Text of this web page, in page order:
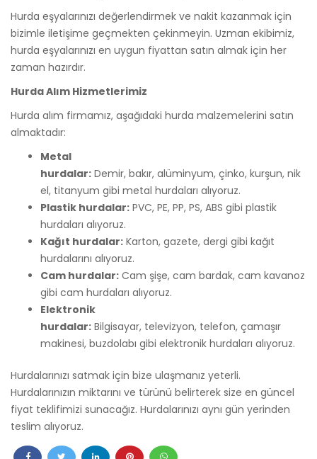
Hurda eşyalarınızı değerlendirmek ve nakit kazanmak için
bizimle iletişime geçmekten çekinmeyin. Uzman ekibimiz,
hurda eşyalarınızı en uygun fiyattan satın almak için her
zaman hazırdır.
Hurda Alım Hizmetlerimiz
Hurda alım firmamız, aşağıdaki hurda malzemelerini satın
almaktadır:
Metal
hurdalar: Demir, bakır, alüminyum, çinko, kurşun, nik
el, titanyum gibi metal hurdaları alıyoruz.
Plastik hurdalar: PVC, PE, PP, PS, ABS gibi plastik
hurdaları alıyoruz.
Kağıt hurdalar: Karton, gazete, dergi gibi kağıt
hurdalarını alıyoruz.
Cam hurdalar: Cam şişe, cam bardak, cam kavanoz
gibi cam hurdaları alıyoruz.
Elektronik
hurdalar: Bilgisayar, televizyon, telefon, çamaşır
makinesi, buzdolabı gibi elektronik hurdaları alıyoruz.
Hurdalarınızı satmak için bize ulaşmanız yeterli.
Hurdalarınızın miktarını ve türünü belirterek size en güncel
fiyat teklifimizi sunacağız. Hurdalarınızı aynı gün yerinden
teslim alıyoruz.